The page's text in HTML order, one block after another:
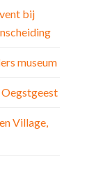
bij
museum
Oegstgeest
Village,